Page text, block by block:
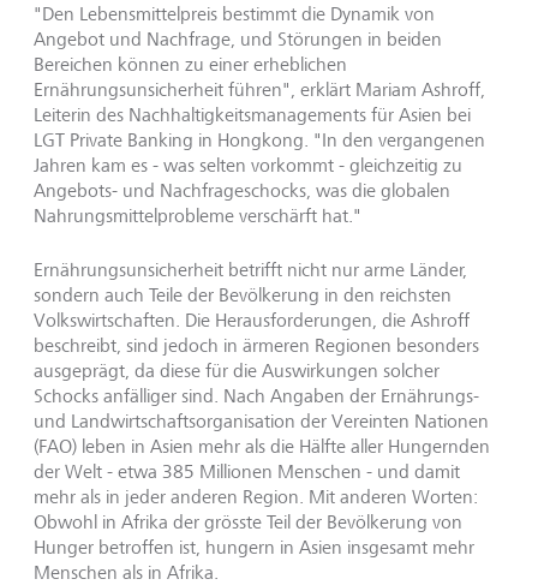
"Den Lebensmittelpreis bestimmt die Dynamik von
Angebot und Nachfrage, und Störungen in beiden
Bereichen können zu einer erheblichen
Ernährungsunsicherheit führen", erklärt Mariam Ashroff,
Leiterin des Nachhaltigkeitsmanagements für Asien bei
LGT Private Banking in Hongkong. "In den vergangenen
Jahren kam es - was selten vorkommt - gleichzeitig zu
Angebots- und Nachfrageschocks, was die globalen
Nahrungsmittelprobleme verschärft hat."
Ernährungsunsicherheit betrifft nicht nur arme Länder,
sondern auch Teile der Bevölkerung in den reichsten
Volkswirtschaften. Die Herausforderungen, die Ashroff
beschreibt, sind jedoch in ärmeren Regionen besonders
ausgeprägt, da diese für die Auswirkungen solcher
Schocks anfälliger sind. Nach Angaben der Ernährungs-
und Landwirtschaftsorganisation der Vereinten Nationen
(FAO) leben in Asien mehr als die Hälfte aller Hungernden
der Welt - etwa 385 Millionen Menschen - und damit
mehr als in jeder anderen Region. Mit anderen Worten:
Obwohl in Afrika der grösste Teil der Bevölkerung von
Hunger betroffen ist, hungern in Asien insgesamt mehr
Menschen als in Afrika.